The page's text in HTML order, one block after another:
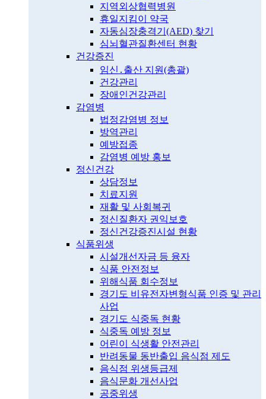
지역외상협력병원
휴일지킴이 약국
자동심장충격기(AED) 찾기
심뇌혈관질환센터 현황
건강증진
임신․출산 지원(총괄)
건강관리
장애인건강관리
감염병
법정감염병 정보
방역관리
예방접종
감염병 예방 홍보
정신건강
상담정보
치료지원
재활 및 사회복귀
정신질환자 권익보호
정신건강증진시설 현황
식품위생
시설개선자금 등 융자
식품 안전정보
위해식품 회수정보
경기도 비유전자변형식품 인증 및 관리
사업
경기도 식중독 현황
식중독 예방 정보
어린이 식생활 안전관리
반려동물 동반출입 음식점 제도
음식점 위생등급제
음식문화 개선사업
공중위생